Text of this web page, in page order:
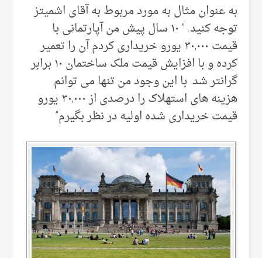
به عنوان مثال به مورد مربوط به آقای اشمیتز
توجه کنید. ” ۱۰ سال پیش من آپارتمانی با
قیمت ۳۰,۰۰۰ یورو خریداری کردم آن را تعمیر
کرده و با افزایش قیمت ملک ساختمان ۱۰ برابر
گرانتر شد. با این وجود من تنها می توانم
هزینه های استهلاک را درصدی از ۳۰,۰۰۰ یورو
قیمت خریداری شده اولیه در نظر بگیرم”